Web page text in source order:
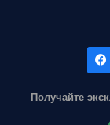
Получайте